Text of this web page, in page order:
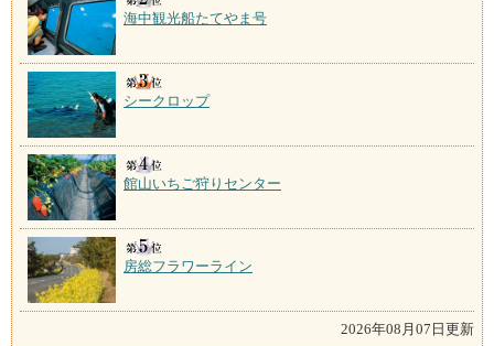
海中観光船たてやま号
シークロップ
館山いちご狩りセンター
房総フラワーライン
2026年08月07日更新